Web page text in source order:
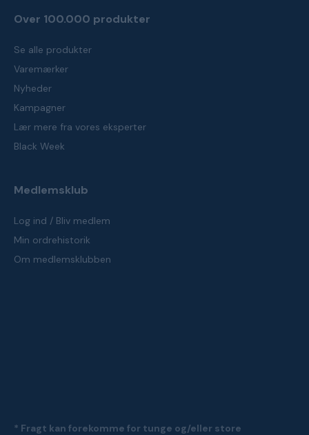
Over 100.000 produkter
Se alle produkter
Varemærker
Nyheder
Kampagner
Lær mere fra vores eksperter
Black Week
Medlemsklub
Log ind / Bliv medlem
Min ordrehistorik
Om medlemsklubben
* Fragt kan forekomme for tunge og/eller store